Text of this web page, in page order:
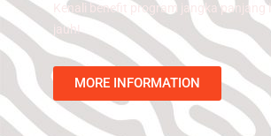
Kenali benefit program jangka panjang
jauh!
MORE INFORMATION